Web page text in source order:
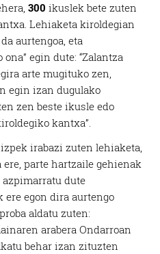
300 ikuslek bete zuten
Lehiaketa kiroldegian
aurtengoa, eta
egin dute: “Zalantza
arte mugituko zen,
egin izan dugulako
zen beste ikusle edo
kantxa”.
irabazi zuten lehiaketa,
parte hartzaile gehienak
dute
egon dira aurtengo
aldatu zuten:
arabera Ondarroan
behar izan zituzten